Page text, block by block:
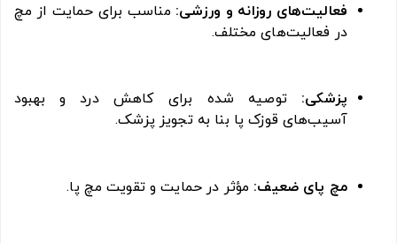
فعالیت‌های روزانه و ورزشی: مناسب برای حمایت از مچ
در فعالیت‌های مختلف.
پزشکی: توصیه شده برایکاهشدرد و بهبود
آسیب‌های قوزک پا بنا بهتجویزپزشک.
مچ پای ضعیف: مؤثر در حمایت وتقویت مچ پا.